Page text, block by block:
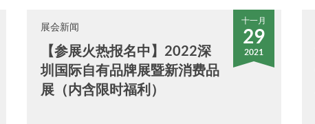
十一月
29
2021
展会新闻
【参展火热报名中】2022深
圳国际自有品牌展暨新消费品
展（内含限时福利）